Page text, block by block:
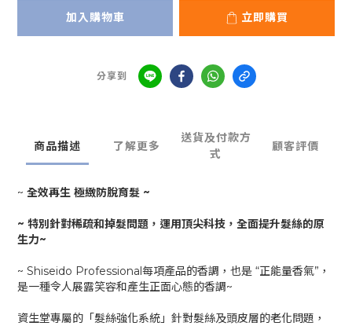
加入購物車 立即購買
分享到
商品描述 了解更多
送貨及付款方
式
顧客評價
~ 全效再生 極緻防脫育髮 ~
~ 特別針對稀疏和掉髮問題，運用頂尖科技，全面提升髮絲的原
生力~
~ Shiseido Professional每項產品的香調，也是 “正能量香氣”，
是一種令人展露笑容和產生正面心態的香調~
資生堂專屬的「髮絲強化系統」針對髮絲及頭皮層的老化問題，